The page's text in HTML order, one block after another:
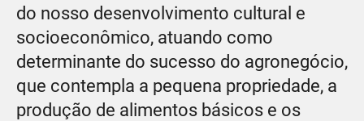
do nosso desenvolvimento cultural e
socioeconômico, atuando como
determinante do sucesso do agronegócio,
que contempla a pequena propriedade, a
produção de alimentos básicos e os